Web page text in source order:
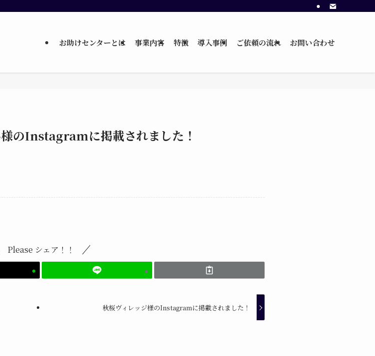
お助けセンターとは 事業内容 特徴 導入事例 ご依頼の流れ お問い合わせ
のInstagramに掲載されました！
Please シェア！！
秋桜ヴィレッジ様のInstagramに掲載されました！